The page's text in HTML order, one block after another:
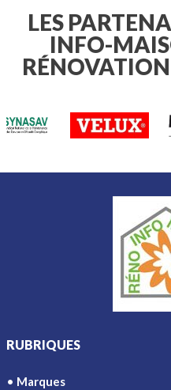
astuces
rendu
beauté
LES
INFO-
RUBRIQUES
Marques